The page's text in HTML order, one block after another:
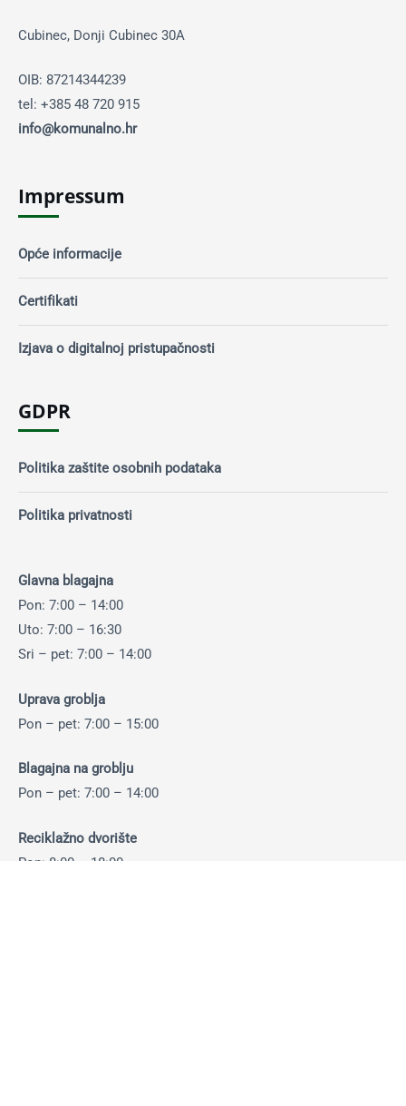
Cubinec, Donji Cubinec 30A
OIB: 87214344239
tel: +385 48 720 915
info@komunalno.hr
Impressum
Opće informacije
Certifikati
Izjava o digitalnoj pristupačnosti
GDPR
Politika zaštite osobnih podataka
Politika privatnosti
Glavna blagajna
Pon: 7:00 – 14:00
Uto: 7:00 – 16:30
Sri – pet: 7:00 – 14:00
Uprava groblja
Pon – pet: 7:00 – 15:00
Blagajna na groblju
Pon – pet: 7:00 – 14:00
Reciklažno dvorište
Pon: 8:00 – 18:00